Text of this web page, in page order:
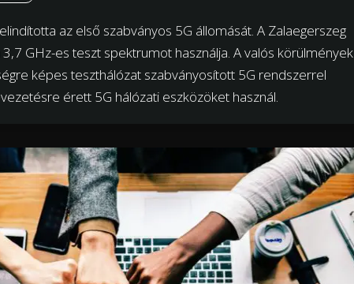
az első szabványos 5G állomását. A Zalaegerszeg
GHz-es teszt spektrumot használja. A valós körülmények
képes teszthálózat szabványosított 5G rendszerrel
érett 5G hálózati eszközöket használ.